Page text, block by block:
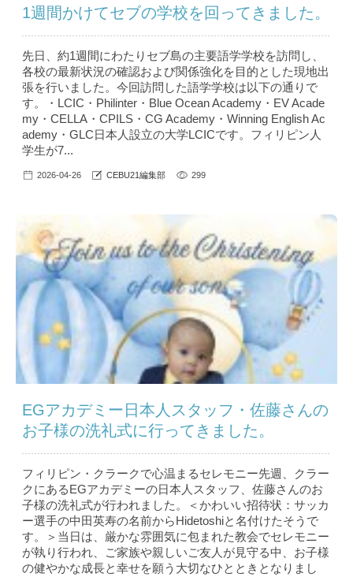
1週間かけてセブの学校を回ってきました。
先日、約1週間にわたりセブ島の主要語学学校を訪問し、
各校の最新状況の確認および関係強化を目的とした現地出
張を行いました。今回訪問した語学学校は以下の通りで
す。・LCIC・Philinter・Blue Ocean Academy・EV Acade
my・CELLA・CPILS・CG Academy・Winning English Ac
ademy・GLC日本人設立の大学LCICです。フィリピン人
学生が7...
2026-04-26 CEBU21編集部 299
EGアカデミー日本人スタッフ・佐藤さんの
お子様の洗礼式に行ってきました。
フィリピン・クラークで心温まるセレモニー先週、クラー
クにあるEGアカデミーの日本人スタッフ、佐藤さんのお
子様の洗礼式が行われました。＜かわいい招待状：サッカ
ー選手の中田英寿の名前からHidetoshiと名付けたそうで
す。＞当日は、厳かな雰囲気に包まれた教会でセレモニー
が執り行われ、ご家族や親しいご友人が見守る中、お子様
の健やかな成長と幸せを願う大切なひとときとなりまし